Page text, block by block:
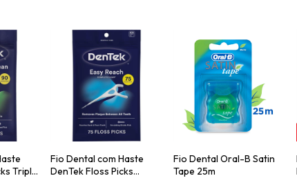
Triple
Fio Dental com Haste
DenTek Floss Picks
Fio Dental Oral-B Satin
Tape 25m